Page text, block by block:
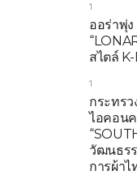
1
ออร่าพุ่
สไตล์
1
กระทร
ไอคอน
วัฒนธร
การผ้า